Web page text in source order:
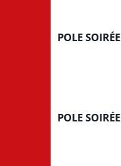
POLE SOIRÉE
POLE SOIRÉE